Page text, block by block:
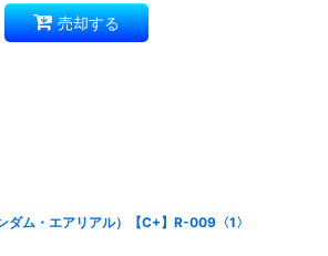
売却する
ダム・エアリアル）【C+】R-009〈1〉